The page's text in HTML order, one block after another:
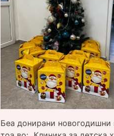
Беа донирани новогодишни